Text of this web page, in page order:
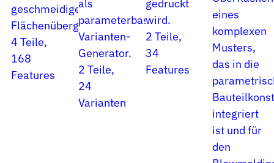
geschmeidigen
Flächenübergängen.
4 Teile,
168
Features
als
parameterbasierter
Varianten-
Generator.
2 Teile,
24
Varianten
gedruckt
wird.
2 Teile,
34
Features
eines
komplexen
Musters,
das in die
integriert
ist und für
den